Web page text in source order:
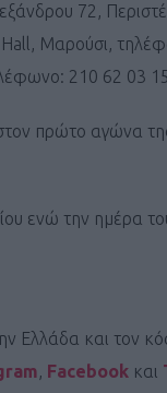
72,
Μαρούσι,
210 62 03
πρώτο αγώνα
ενώ την ημέρα
Ελλάδα και τον
, Facebook και